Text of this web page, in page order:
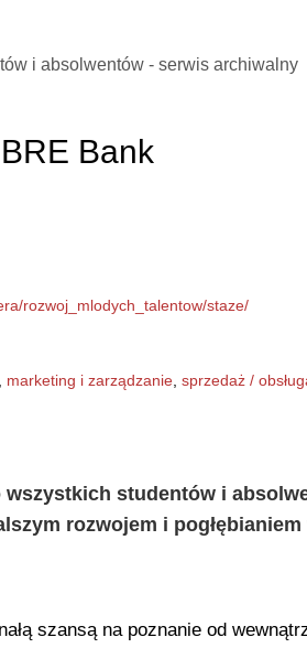
i absolwentów - serwis archiwalny
Bank
rozwoj_mlodych_talentow/staze/
marketing i zarządzanie sprzedaż /
studentów i
rozwojem i
szansą na poznanie od